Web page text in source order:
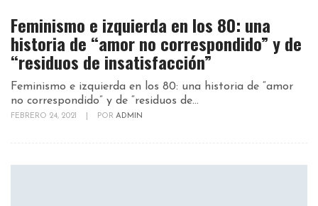
Feminismo e izquierda en los 80: una
historia de “amor no correspondido” y de
“residuos de insatisfacción”
Feminismo e izquierda en los 80: una historia de “amor
no correspondido” y de “residuos de...
FEBRERO 24, 2021 POR ADMIN